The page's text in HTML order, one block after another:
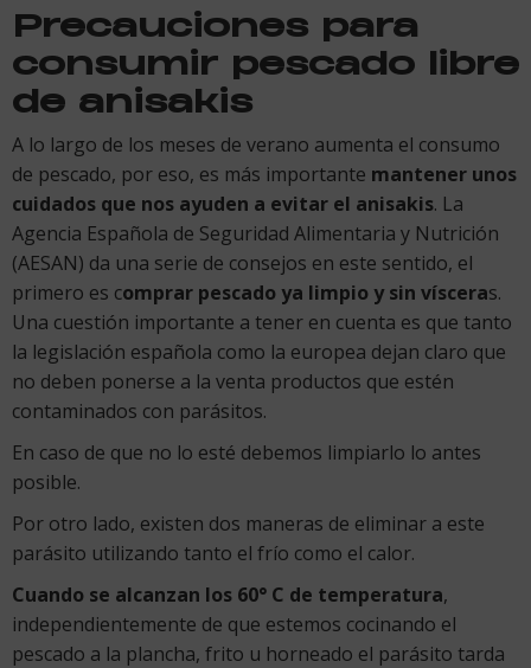
Precauciones para
consumir pescado libre
de anisakis
A lo largo de los meses de verano aumenta el consumo
de pescado, por eso, es más importante mantener unos
cuidados que nos ayuden a evitar el anisakis. La
Agencia Española de Seguridad Alimentaria y Nutrición
(AESAN) da una serie de consejos en este sentido, el
primero es comprar pescado ya limpio y sin vísceras.
Una cuestión importante a tener en cuenta es que tanto
la legislación española como la europea dejan claro que
no deben ponerse a la venta productos que estén
contaminados con parásitos.
En caso de que no lo esté debemos limpiarlo lo antes
posible.
Por otro lado, existen dos maneras de eliminar a este
parásito utilizando tanto el frío como el calor.
Cuando se alcanzan los 60° C de temperatura,
independientemente de que estemos cocinando el
pescado a la plancha, frito u horneado el parásito tarda